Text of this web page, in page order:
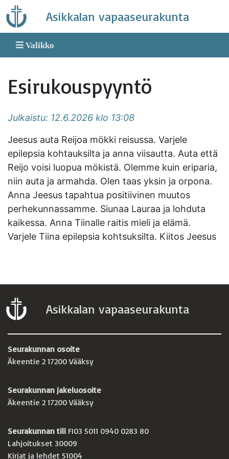
Skip
to
content
Asikkalan vapaaseurakunta
Valikko
Esirukouspyyntö
Julkaistu: 12.6.2026 klo 13:08
Jeesus auta Reijoa mökki reisussa. Varjele
epilepsia kohtauksilta ja anna viisautta. Auta että
Reijo voisi luopua mökistä. Olemme kuin eriparia,
niin auta ja armahda. Olen taas yksin ja orpona.
Anna Jeesus tapahtua positiivinen muutos
perhekunnassamme. Siunaa Lauraa ja lohduta
kaikessa. Anna Tiinalle raitis mieli ja elämä.
Varjele Tiina epilepsia kohtsuksilta. Kiitos Jeesus
Asikkalan vapaaseurakunta
Seurakunnan osoite
Äkeentie 2 17200 Vääksy
Seurakunnan jakeluosoite
Äkeentie 2 17200 Vääksy
Seurakunnan tili FI03 5011 0940 0283 80
Lahjoitukset 30009
Kirjat ja lehdet 51004